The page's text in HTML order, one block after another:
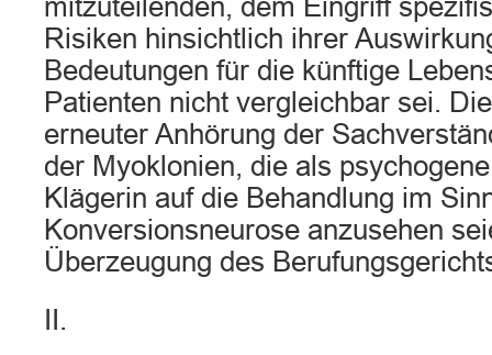
mitzuteilenden, dem Eingriff
Risiken hinsichtlich ihrer
Bedeutungen für die künftige
Patienten nicht vergleichbar sei.
erneuter Anhörung der
der Myoklonien, die als
Klägerin auf die Behandlung im
Konversionsneurose anzusehen
Überzeugung des
II.